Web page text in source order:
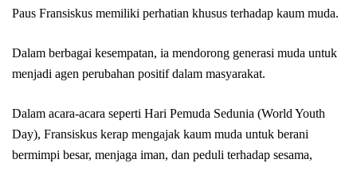
Paus Fransiskus memiliki perhatian khusus terhadap kaum muda.
Dalam berbagai kesempatan, ia mendorong generasi muda untuk
menjadi agen perubahan positif dalam masyarakat.
Dalam acara-acara seperti Hari Pemuda Sedunia (World Youth
Day), Fransiskus kerap mengajak kaum muda untuk berani
bermimpi besar, menjaga iman, dan peduli terhadap sesama,